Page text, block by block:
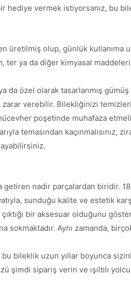
hediye vermek istiyorsanız, bu
üretilmiş olup, günlük kullanıma
ya da diğer kimyasal
da özel olarak tasarlanmış
verebilir. Bilekliğinizi
poşetinde muhafaza
temasından
nadir parçalardan biridir.
sunduğu kalite ve estetik
bir aksesuar olduğunu
sokmaktadır. Aynı zamanda,
bileklik uzun yıllar boyunca
şimdi sipariş verin ve ışıltılı